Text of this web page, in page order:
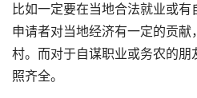
比如一定要在当地合法就业或
申请者对当地经济有一定的贡
村。而对于自谋职业或务农的
照齐全。